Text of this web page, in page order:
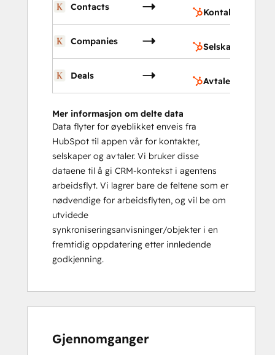
Contacts
Kontakter
Companies
Selskaper
Deals
Avtaler
Mer informasjon om delte data
Data flyter for øyeblikket enveis fra
HubSpot til appen vår for kontakter,
selskaper og avtaler. Vi bruker disse
dataene til å gi CRM-kontekst i agentens
arbeidsflyt. Vi lagrer bare de feltene som er
nødvendige for arbeidsflyten, og vil be om
utvidede
synkroniseringsanvisninger/objekter i en
fremtidig oppdatering etter innledende
godkjenning.
Gjennomganger